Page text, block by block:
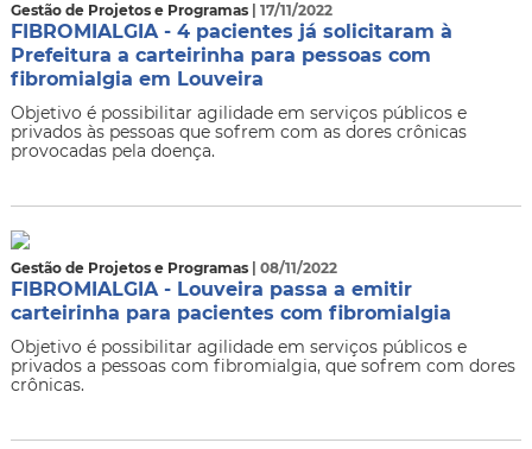
Gestão de Projetos e Programas | 17/11/2022
FIBROMIALGIA - 4 pacientes já solicitaram à
Prefeitura a carteirinha para pessoas com
fibromialgia em Louveira
Objetivo é possibilitar agilidade em serviços públicos e
privados às pessoas que sofrem com as dores crônicas
provocadas pela doença.
Gestão de Projetos e Programas | 08/11/2022
FIBROMIALGIA - Louveira passa a emitir
carteirinha para pacientes com fibromialgia
Objetivo é possibilitar agilidade em serviços públicos e
privados a pessoas com fibromialgia, que sofrem com dores
crônicas.